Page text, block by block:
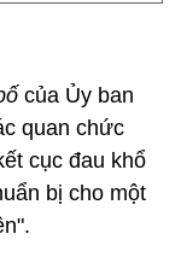
của Ủy ban
quan chức
cục đau khổ
bị cho một